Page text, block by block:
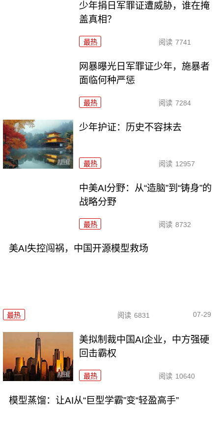
少年捐日军罪证遭威胁，谁在掩
盖真相？
最热 阅读 7741
网暴曝光日军罪证少年，施暴者
面临何种严惩
最热 阅读 7284
少年护证：历史不容抹去
最热 阅读 12957
中美AI分野：从“造脑”到“铸身”的
战略分野
最热 阅读 8732
美AI失控闯祸，中国开源模型救场
最热 阅读 6831 07-29
美拟制裁中国AI企业，中方强硬
回击霸权
最热 阅读 10640
模型蒸馏：让AI从“巨型学霸”变“轻盈高手”